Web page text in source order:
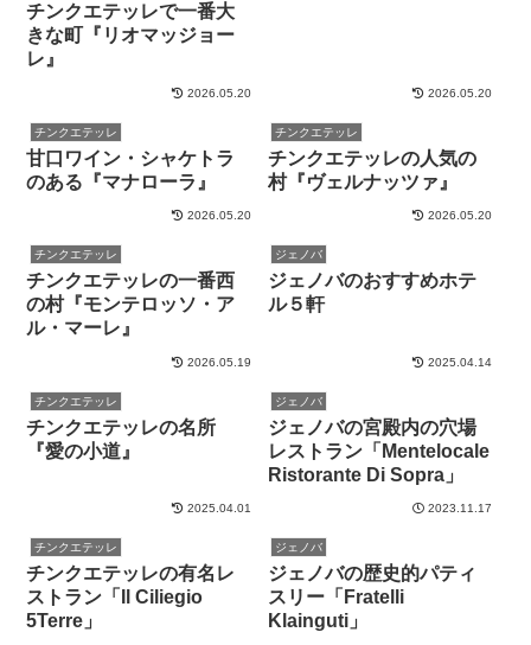
チンクエテッレで一番大
きな町『リオマッジョー
レ』
2026.05.20 2026.05.20
チンクエテッレ
甘口ワイン・シャケトラ
のある『マナローラ』
2026.05.20
チンクエテッレ
チンクエテッレの人気の
村『ヴェルナッツァ』
2026.05.20
チンクエテッレ
チンクエテッレの一番西
の村『モンテロッソ・ア
ル・マーレ』
2026.05.19
ジェノバ
ジェノバのおすすめホテ
ル５軒
2025.04.14
チンクエテッレ
チンクエテッレの名所
『愛の小道』
2025.04.01
ジェノバ
ジェノバの宮殿内の穴場
レストラン「Mentelocale
Ristorante Di Sopra」
2023.11.17
チンクエテッレ
チンクエテッレの有名レ
ストラン「Il Ciliegio
5Terre」
ジェノバ
ジェノバの歴史的パティ
スリー「Fratelli
Klainguti」